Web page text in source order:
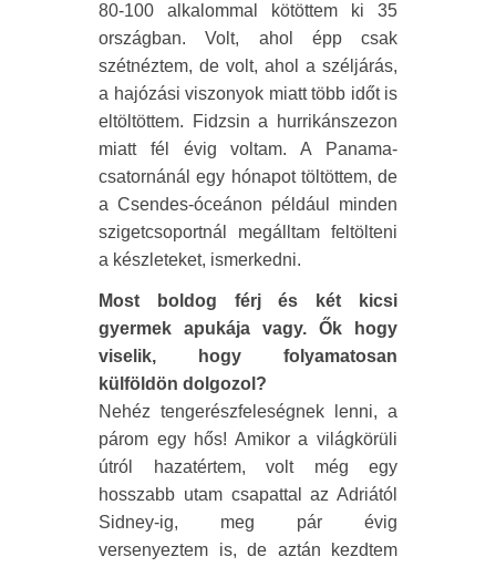
80-100 alkalommal kötöttem ki 35
országban. Volt, ahol épp csak
szétnéztem, de volt, ahol a széljárás,
a hajózási viszonyok miatt több időt is
eltöltöttem. Fidzsin a hurrikánszezon
miatt fél évig voltam. A Panama-
csatornánál egy hónapot töltöttem, de
a Csendes-óceánon például minden
szigetcsoportnál megálltam feltölteni
a készleteket, ismerkedni.
Most boldog férj és két kicsi
gyermek apukája vagy. Ők hogy
viselik, hogy folyamatosan
külföldön dolgozol?
Nehéz tengerészfeleségnek lenni, a
párom egy hős! Amikor a világkörüli
útról hazatértem, volt még egy
hosszabb utam csapattal az Adriától
Sidney-ig, meg pár évig
versenyeztem is, de aztán kezdtem